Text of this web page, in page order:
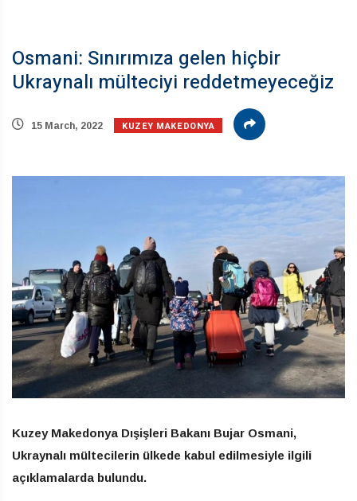
Osmani: Sınırımıza gelen hiçbir
Ukraynalı mülteciyi reddetmeyeceğiz
15 March, 2022 KUZEY MAKEDONYA
Kuzey Makedonya Dışişleri Bakanı Bujar Osmani,
Ukraynalı mültecilerin ülkede kabul edilmesiyle ilgili
açıklamalarda bulundu.